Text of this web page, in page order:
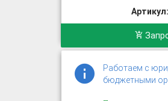
Артикул:
Работаем с
бюджетными